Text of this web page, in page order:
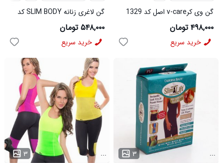
گن لاغری زنانه SLIM BODY کد
6494
۵۴۸,۰۰۰ تومان
خرید سریع
گن وی کرv-care اصل کد 1329
۴۹۸,۰۰۰ تومان
خرید سریع
۳ ... ۳ ...